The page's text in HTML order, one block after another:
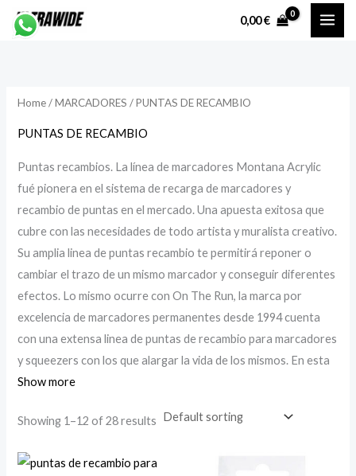
Skip
0,00€
Home/MARCADORES / PUNTAS DE RECAMBIO
PUNTAS DE RECAMBIO
Puntas recambios. La línea de marcadores Montana Acrylic
fué pionera en el sistema de recarga de marcadores y
recambio de puntas en el mercado. Una apuesta exitosa que
cubre con las necesidades de todo artista y muralista creativo.
Su amplia linea de puntas recambio te permitirá reponer o
cambiar el trazo de un mismo marcador y conseguir diferentes
efectos. Lo mismo ocurre con On The Run, la marca por
excelencia de marcadores permanentes desde 1994 cuenta
con una extensa linea de puntas de recambio para marcadores
y squeezers con los que alargar la vida de los mismos. En esta
categoría encontrarás las diferentes puntas recambios con
Show more
Showing 1–12 of 28 results